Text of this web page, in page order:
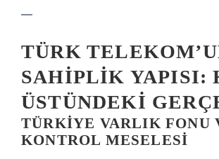
—
TÜRK
SAHIPLIK YAPISI:
ÜSTÜNDEKI
TÜRKIYE VARLIK FONU
KONTROL MESELESI